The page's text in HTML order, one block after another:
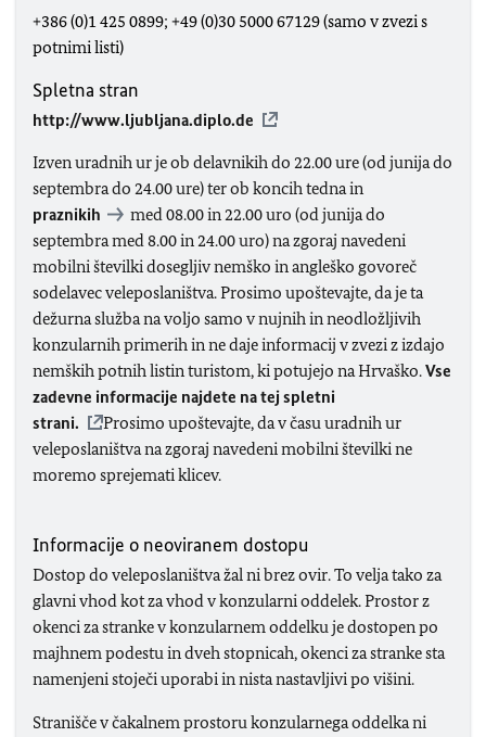
+386 (0)1 425 0899; +49 (0)30 5000 67129 (samo v zvezi s
potnimi listi)
Spletna stran
http://www.ljubljana.diplo.de
Izven uradnih ur je ob delavnikih do 22.00 ure(od junija do
septembra do 24.00 ure)ter ob koncihtedna in
praznikih
med 08.00 in 22.00 uro (od junija do
septembra med 8.00 in 24.00 uro)na zgoraj navedeni
mobilni številki dosegljiv nemško in angleško govoreč
sodelavec veleposlaništva. Prosimo upoštevajte, da je ta
dežurna služba na voljo samo v nujnih in neodložljivih
konzularnih primerih in ne daje informacij v zvezi z izdajo
nemških potnih listin turistom, ki potujejo na Hrvaško.Vse
zadevne informacije najdete na tej spletni
strani.
Prosimo upoštevajte, da v času uradnih ur
veleposlaništva na zgoraj navedeni mobilni številki ne
moremo sprejemati klicev.​​​​​​​
Informacije o neoviranem dostopu
Dostop do veleposlaništva žal ni brez ovir. To velja tako za
glavni vhod kot za vhod v konzularni oddelek. Prostor z
okenci za stranke v konzularnem oddelku je dostopen po
majhnem podestu in dveh stopnicah, okenci za stranke sta
namenjeni stoječi uporabi in nista nastavljivi po višini.
Stranišče v čakalnem prostoru konzularnega oddelka ni